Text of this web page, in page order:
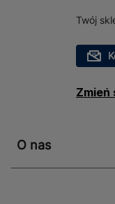
Twój
Zmień
O nas